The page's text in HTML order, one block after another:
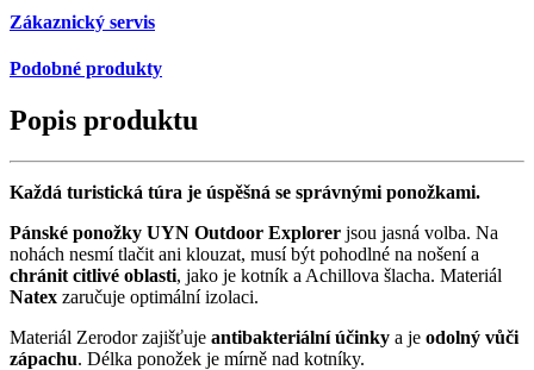
Zákaznický servis
Podobné produkty
Popis produktu
Každá turistická túra je úspěšná se správnými ponožkami.
Pánské ponožky UYN Outdoor Explorer jsou jasná volba. Na
nohách nesmí tlačit ani klouzat, musí být pohodlné na nošení a
chránit citlivé oblasti, jako je kotník a Achillova šlacha. Materiál
Natex zaručuje optimální izolaci.
Materiál Zerodor zajišťuje antibakteriální účinky a je odolný vůči
zápachu. Délka ponožek je mírně nad kotníky.